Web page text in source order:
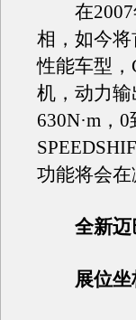
在2007
相，如今
性能车型
机，动力
630N·m，
功能将会在
全新
展位坐